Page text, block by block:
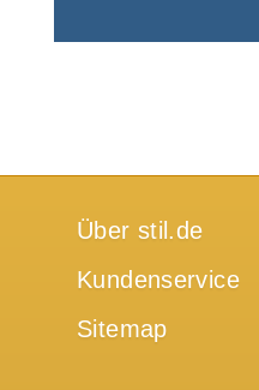
Über stil.de
Kundenservice
Sitemap